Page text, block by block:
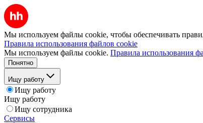
Мы используем файлы cookie, чтобы обеспечивать
Правила использования файлов cookie
Мы используем файлы cookie. Правила использования
Понятно
Ищу работу
Ищу работу
Ищу работу
Ищу сотрудника
Сервисы